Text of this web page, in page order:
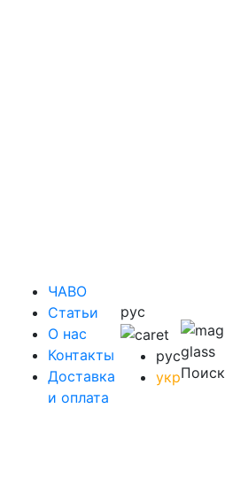
ЧАВО
Cтатьи
O нас
Контакты
Доставка
и оплата
рус
рус
укрПоиск